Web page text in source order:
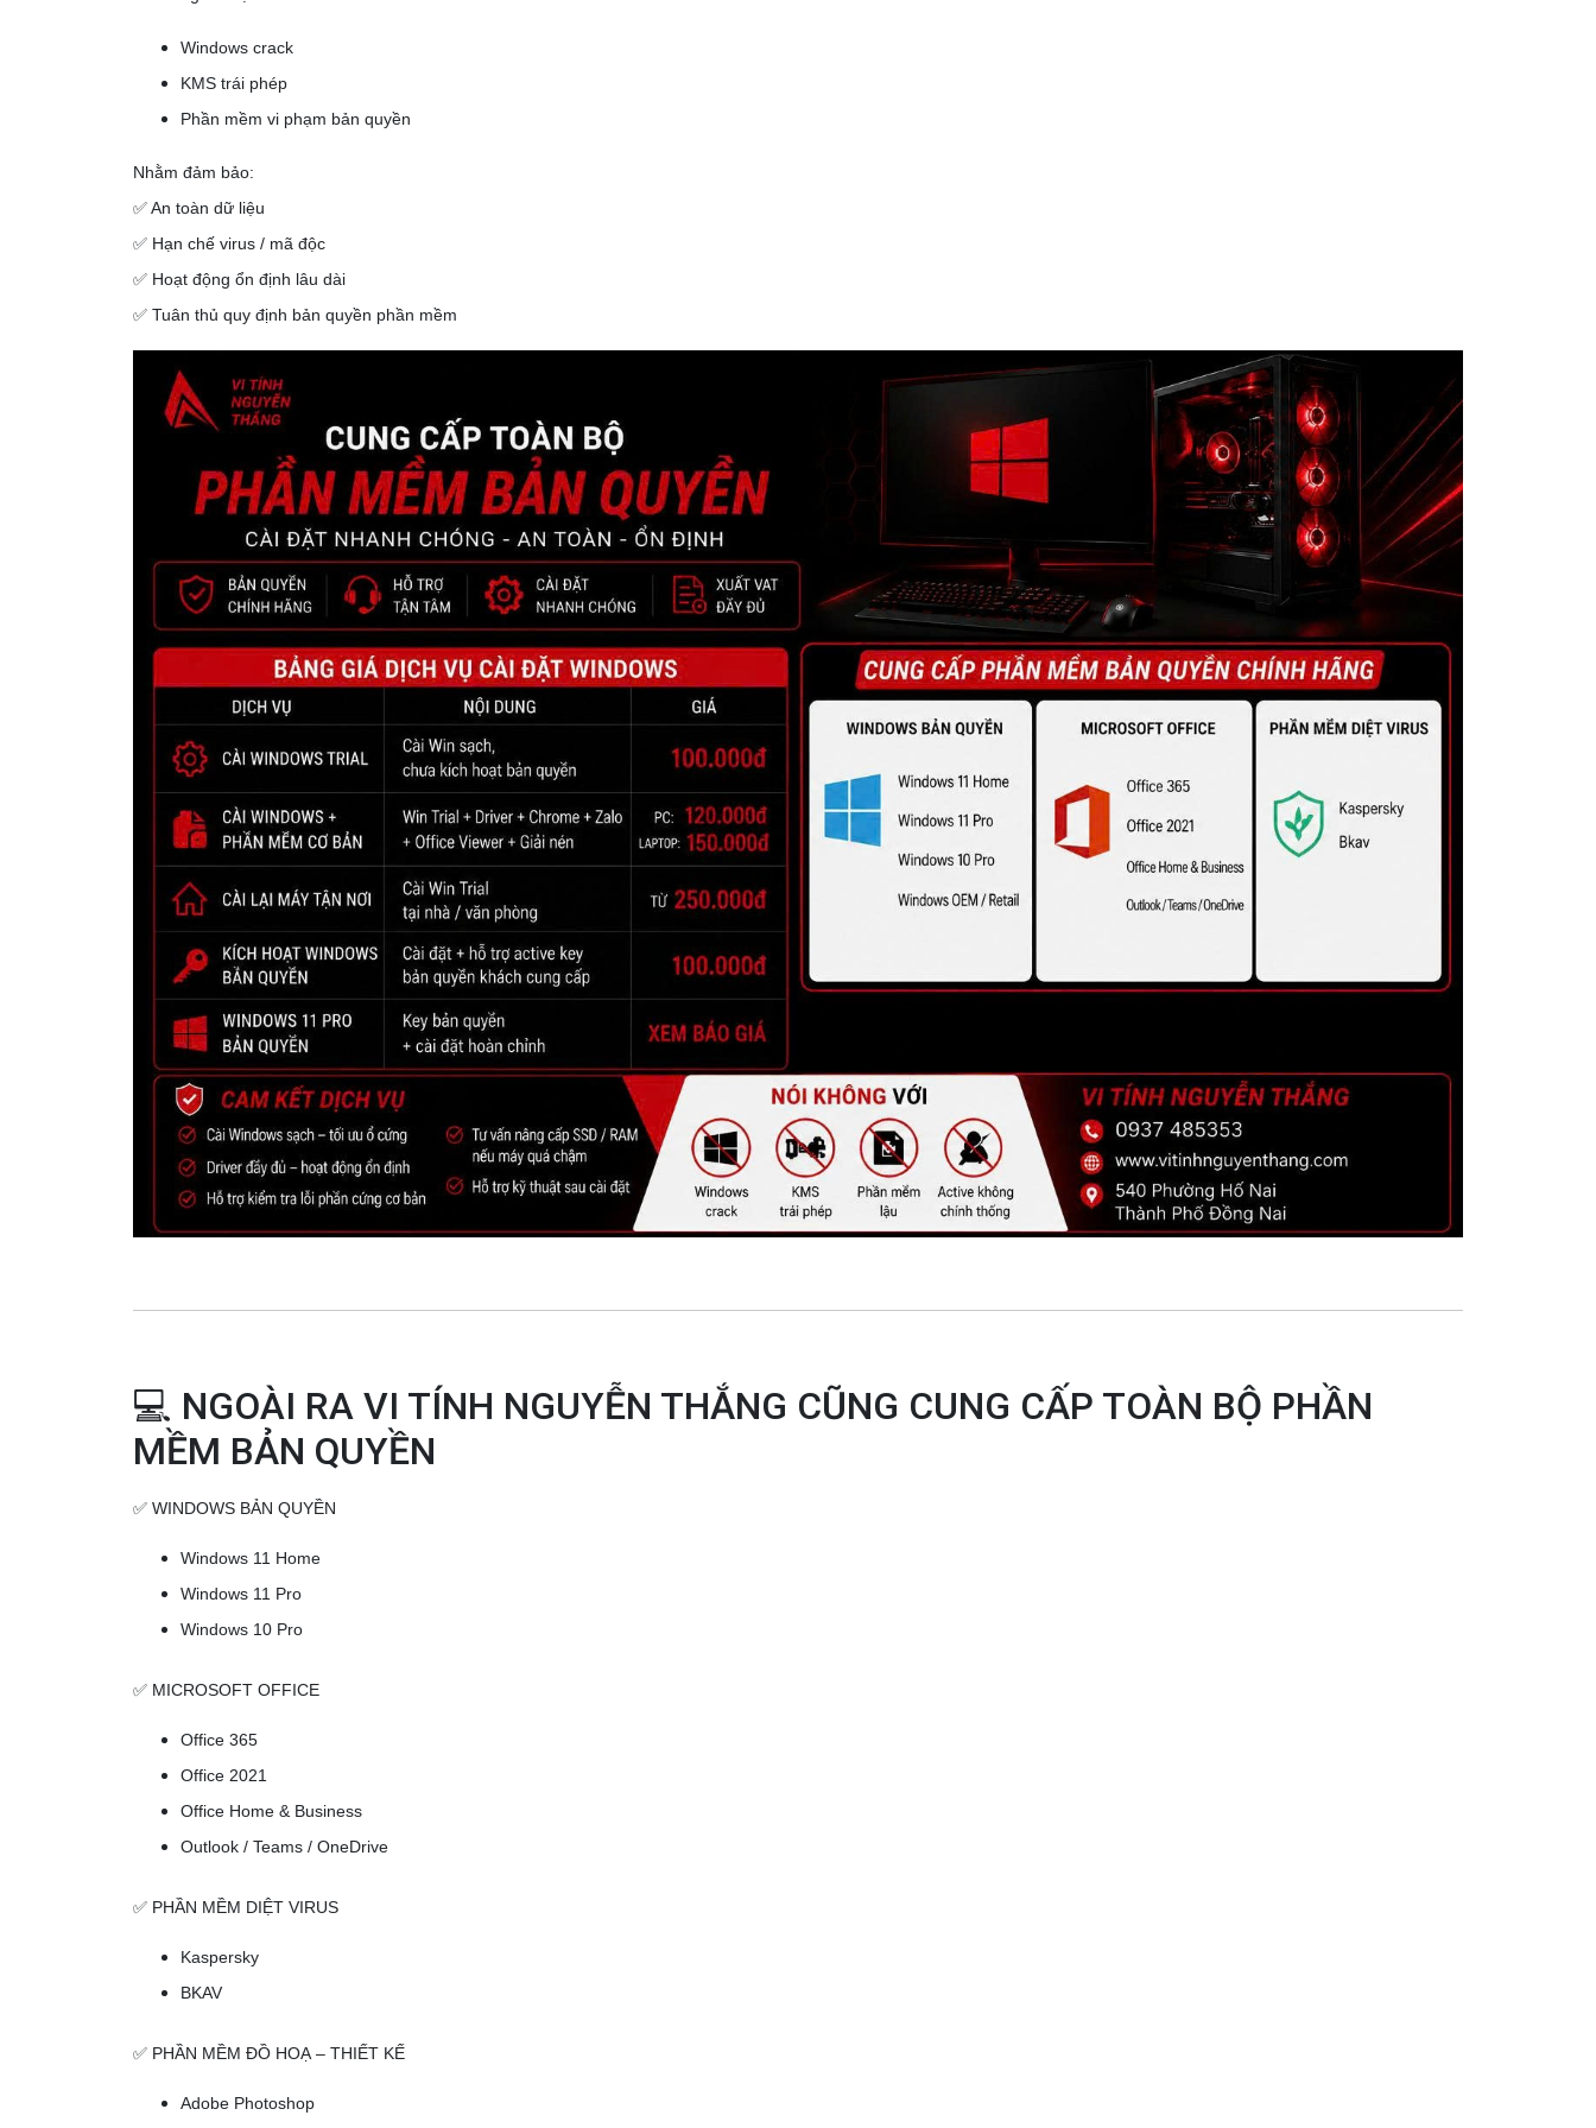
Windows crack
KMS trái phép
Phần mềm vi phạm bản quyền
Nhằm đảm bảo:
✅ An toàn dữ liệu
✅ Hạn chế virus / mã độc
✅ Hoạt động ổn định lâu dài
✅ Tuân thủ quy định bản quyền phần mềm
💻 NGOÀI RA VI TÍNH NGUYỄN THẮNG CŨNG CUNG CẤP TOÀN BỘ PHẦN
MỀM BẢN QUYỀN
✅ WINDOWS BẢN QUYỀN
Windows 11 Home
Windows 11 Pro
Windows 10 Pro
✅ MICROSOFT OFFICE
Office 365
Office 2021
Office Home & Business
Outlook / Teams / OneDrive
✅ PHẦN MỀM DIỆT VIRUS
Kaspersky
BKAV
✅ PHẦN MỀM ĐỒ HOẠ – THIẾT KẾ
Adobe Photoshop